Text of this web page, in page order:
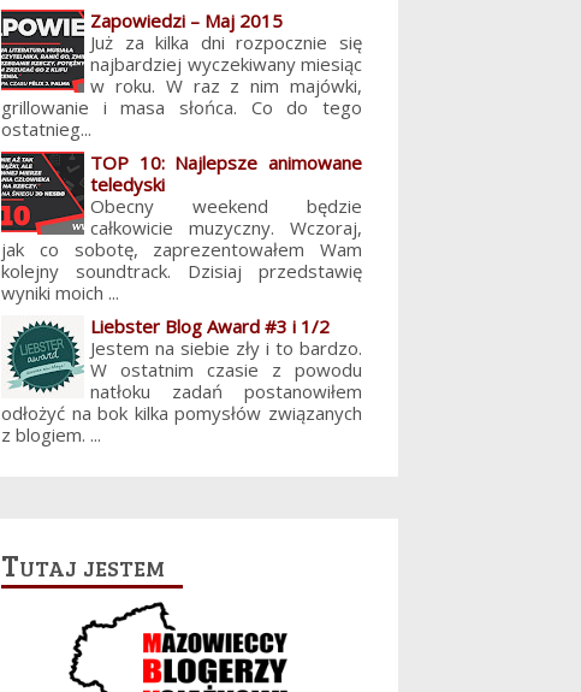
Zapowiedzi – Maj 2015
Już za kilka dni rozpocznie się
najbardziej wyczekiwany miesiąc
w roku. W raz z nim majówki,
grillowanie i masa słońca. Co do tego
ostatnieg...
TOP 10: Najlepsze animowane
teledyski
Obecny weekend będzie
całkowicie muzyczny. Wczoraj,
jak co sobotę, zaprezentowałem Wam
kolejny soundtrack. Dzisiaj przedstawię
wyniki moich ...
Liebster Blog Award #3 i 1/2
Jestem na siebie zły i to bardzo.
W ostatnim czasie z powodu
natłoku zadań postanowiłem
odłożyć na bok kilka pomysłów związanych
z blogiem. ...
Tutaj jestem